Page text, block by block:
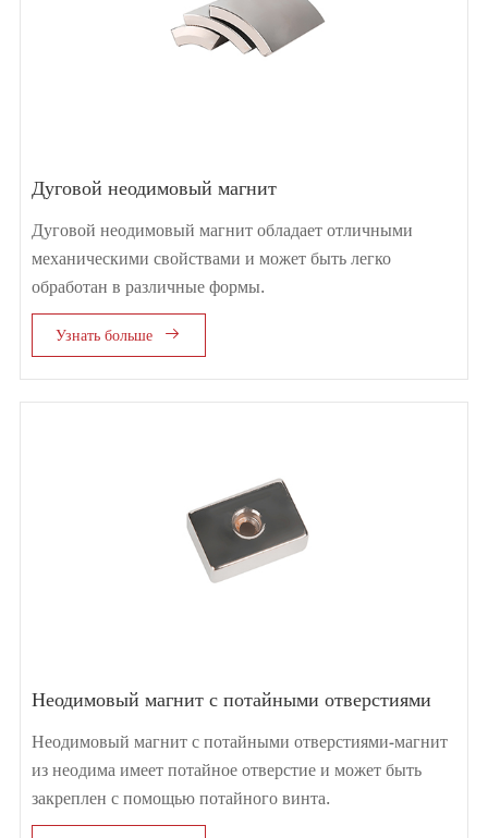
Дуговой неодимовый магнит
Дуговой неодимовый магнит обладает отличными
механическими свойствами и может быть легко
обработан в различные формы.
Узнать больше 
Неодимовый магнит с потайными отверстиями
Неодимовый магнит с потайными отверстиями-магнит
из неодима имеет потайное отверстие и может быть
закреплен с помощью потайного винта.